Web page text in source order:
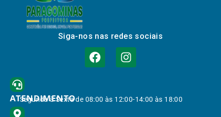
Siga-nos nas redes sociais
ATENDIMENTO
Segunda à Sexta de 08:00 às 12:00-14:00 às 18:00